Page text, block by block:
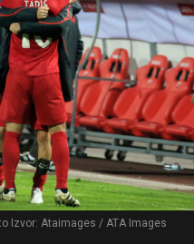
Izvor: Ataimages / ATA Images